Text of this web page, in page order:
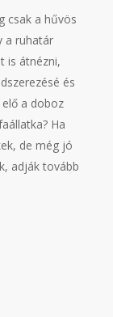
csak a hűvös
a ruhatár
is átnézni,
és
a doboz
Ha
de még jó
adják tovább